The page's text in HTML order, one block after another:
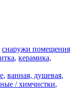
снаружи помещения
, керамика,
, ванная, душевая,
/ химчистки,